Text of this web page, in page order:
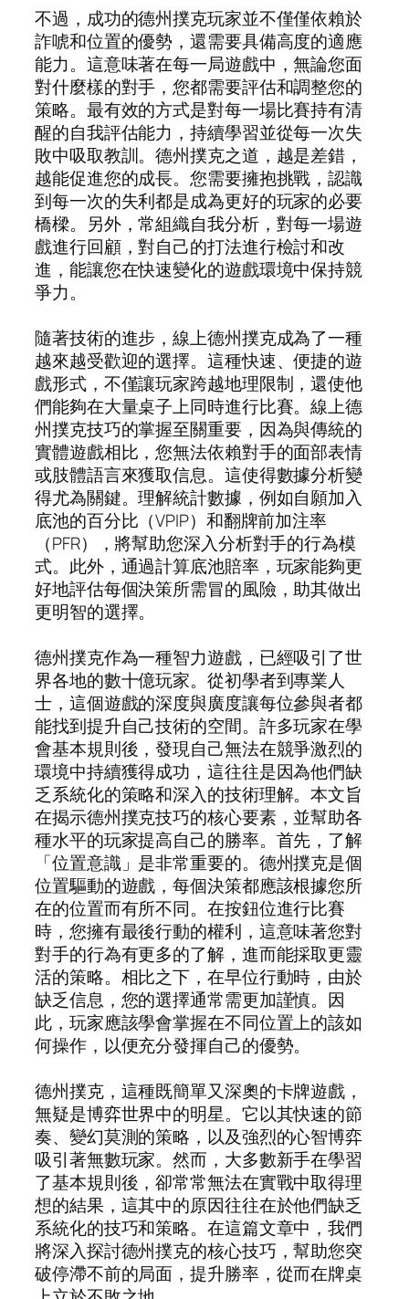
不過，成功的德州撲克玩家並不僅僅依賴於
詐唬和位置的優勢，還需要具備高度的適應
能力。這意味著在每一局遊戲中，無論您面
對什麼樣的對手，您都需要評估和調整您的
策略。最有效的方式是對每一場比賽持有清
醒的自我評估能力，持續學習並從每一次失
敗中吸取教訓。德州撲克之道，越是差錯，
越能促進您的成長。您需要擁抱挑戰，認識
到每一次的失利都是成為更好的玩家的必要
橋樑。另外，常組織自我分析，對每一場遊
戲進行回顧，對自己的打法進行檢討和改
進，能讓您在快速變化的遊戲環境中保持競
爭力。
隨著技術的進步，線上德州撲克成為了一種
越來越受歡迎的選擇。這種快速、便捷的遊
戲形式，不僅讓玩家跨越地理限制，還使他
們能夠在大量桌子上同時進行比賽。線上德
州撲克技巧的掌握至關重要，因為與傳統的
實體遊戲相比，您無法依賴對手的面部表情
或肢體語言來獲取信息。這使得數據分析變
得尤為關鍵。理解統計數據，例如自願加入
底池的百分比（VPIP）和翻牌前加注率
（PFR），將幫助您深入分析對手的行為模
式。此外，通過計算底池賠率，玩家能夠更
好地評估每個決策所需冒的風險，助其做出
更明智的選擇。
德州撲克作為一種智力遊戲，已經吸引了世
界各地的數十億玩家。從初學者到專業人
士，這個遊戲的深度與廣度讓每位參與者都
能找到提升自己技術的空間。許多玩家在學
會基本規則後，發現自己無法在競爭激烈的
環境中持續獲得成功，這往往是因為他們缺
乏系統化的策略和深入的技術理解。本文旨
在揭示德州撲克技巧的核心要素，並幫助各
種水平的玩家提高自己的勝率。首先，了解
「位置意識」是非常重要的。德州撲克是個
位置驅動的遊戲，每個決策都應該根據您所
在的位置而有所不同。在按鈕位進行比賽
時，您擁有最後行動的權利，這意味著您對
對手的行為有更多的了解，進而能採取更靈
活的策略。相比之下，在早位行動時，由於
缺乏信息，您的選擇通常需更加謹慎。因
此，玩家應該學會掌握在不同位置上的該如
何操作，以便充分發揮自己的優勢。
德州撲克，這種既簡單又深奧的卡牌遊戲，
無疑是博弈世界中的明星。它以其快速的節
奏、變幻莫測的策略，以及強烈的心智博弈
吸引著無數玩家。然而，大多數新手在學習
了基本規則後，卻常常無法在實戰中取得理
想的結果，這其中的原因往往在於他們缺乏
系統化的技巧和策略。在這篇文章中，我們
將深入探討德州撲克的核心技巧，幫助您突
破停滯不前的局面，提升勝率，從而在牌桌